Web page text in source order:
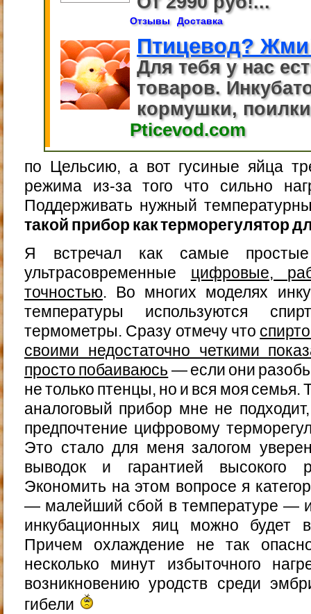
Отзывы Доставка
Птицевод?
Для тебя у нас
товаров.
кормушки,
Pticevod.com
по Цельсию, а вот гусиные яйца
режима из-за того что сильно
Поддерживать нужный
такой прибор как терморегулятор
Я встречал как самые
ультрасовременные цифровые,
точностью. Во многих моделях
температуры используются
термометры. Сразу отмечу что
своими недостаточно четкими
просто побаиваюсь — если они
не только птенцы, но и вся моя семья.
аналоговый прибор мне не
предпочтение цифровому
Это стало для меня залогом
выводок и гарантией высокого
Экономить на этом вопросе я
— малейший сбой в температуре —
инкубационных яиц можно будет
Причем охлаждение не так
несколько минут избыточного
возникновению уродств среди
гибели